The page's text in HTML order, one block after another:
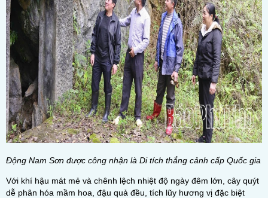
Động Nam Sơn được công nhận là Di tích thắng cảnh cấp Quốc gia
Với khí hậu mát mẻ và chênh lệch nhiệt độ ngày đêm lớn, cây quýt
dễ phân hóa mầm hoa, đậu quả đều, tích lũy hương vị đặc biệt